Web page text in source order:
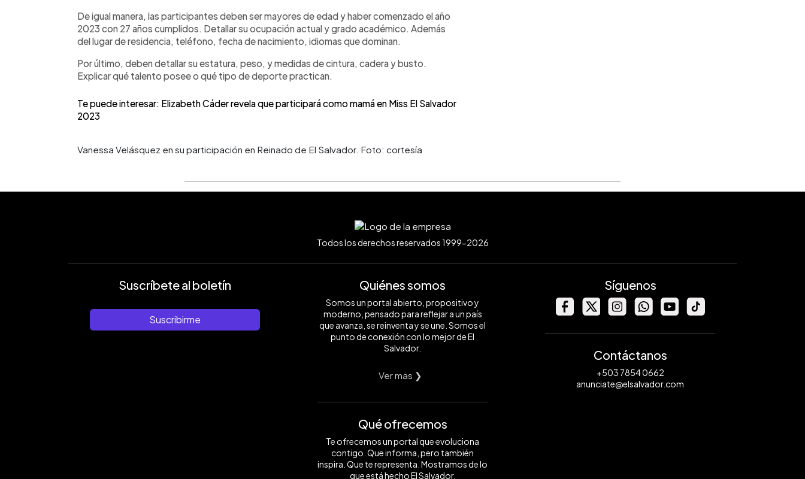
De igual manera, las participantes deben ser mayores de edad y haber comenzado el año
2023 con 27 años cumplidos. Detallar su ocupación actual y grado académico. Además
del lugar de residencia, teléfono, fecha de nacimiento, idiomas que dominan.
Por último, deben detallar su estatura, peso, y medidas de cintura, cadera y busto.
Explicar qué talento posee o qué tipo de deporte practican.
Te puede interesar: Elizabeth Cáder revela que participará como mamá en Miss El Salvador
2023
Vanessa Velásquez en su participación en Reinado de El Salvador. Foto: cortesía
Todos los derechos reservados 1999-2026
Suscríbete al boletín
Suscribirme
Quiénes somos
Somos un portal abierto, propositivo y
moderno, pensado para reflejar a un país
que avanza, se reinventa y se une. Somos el
punto de conexión con lo mejor de El
Salvador.
Ver mas ❯
Qué ofrecemos
Te ofrecemos un portal que evoluciona
contigo. Que informa, pero también
inspira. Que te representa. Mostramos de lo
que está hecho El Salvador.
Síguenos
Contáctanos
+503 7854 0662
anunciate@elsalvador.com